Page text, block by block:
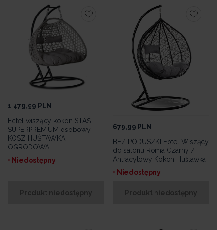
1 479,99 PLN
Fotel wiszący kokon STAŚ
SUPERPREMIUM osobowy
KOSZ HUŚTAWKA
OGRODOWA
• Niedostępny
Produkt niedostępny
679,99 PLN
BEZ PODUSZKI Fotel Wiszący
do salonu Roma Czarny /
Antracytowy Kokon Huśtawka
• Niedostępny
Produkt niedostępny